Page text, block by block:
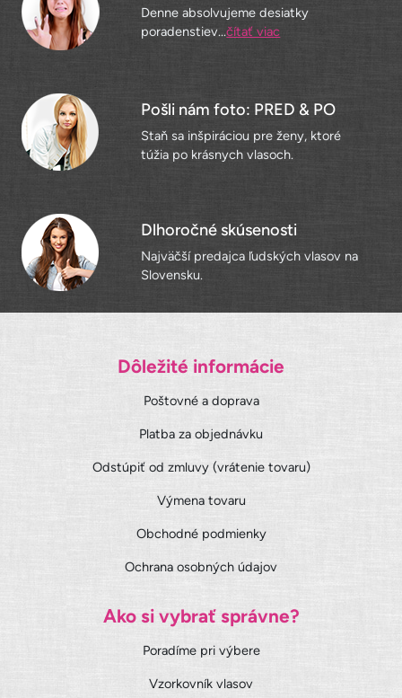
Denne absolvujeme desiatky
poradenstiev...čítať viac
Pošli nám foto: PRED & PO
Staň sa inšpiráciou pre ženy, ktoré
túžia po krásnych vlasoch.
Dlhoročné skúsenosti
Najväčší predajca ľudských vlasov na
Slovensku.
Dôležité informácie
Poštovné a doprava
Platba za objednávku
Odstúpiť od zmluvy (vrátenie tovaru)
Výmena tovaru
Obchodné podmienky
Ochrana osobných údajov
Ako si vybrať správne?
Poradíme pri výbere
Vzorkovník vlasov